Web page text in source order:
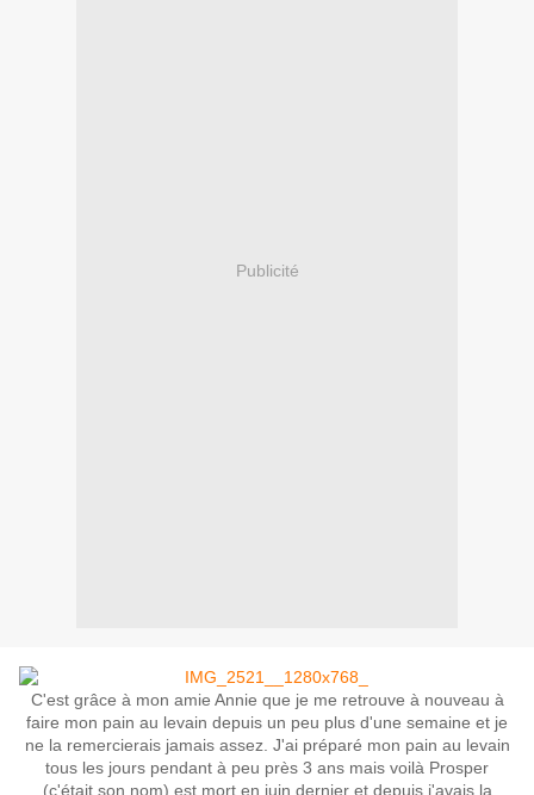
Publicité
C'est grâce à mon amie Annie que je me retrouve à nouveau à
faire mon pain au levain depuis un peu plus d'une semaine et je
ne la remercierais jamais assez. J'ai préparé mon pain au levain
tous les jours pendant à peu près 3 ans mais voilà Prosper
(c'était son nom) est mort en juin dernier et depuis j'avais la